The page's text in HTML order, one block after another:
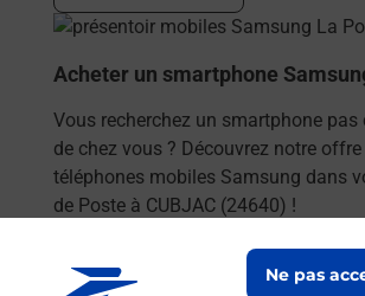
Ne pas
En savoir plus
Acheter un smartphone
Vous recherchez un smartphone pas
de chez vous ? Découvrez notre offre
téléphones mobiles Samsung dans
de Poste à CUBJAC (24640) !
En savoir plus